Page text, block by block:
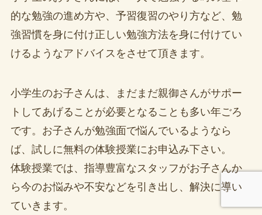
的な勉強の進め方や、予習復習のやり方など、勉
強習慣を身に付け正しい勉強方法を身に付けてい
けるようなアドバイスをさせて頂きます。
小学生のお子さんは、まだまだ親御さんがサポー
トしてあげることが必要となることも多い年ごろ
です。お子さんが勉強面で悩んでいるようなら
ば、試しに無料の体験授業にお申込み下さい。
体験授業では、指導豊富なスタッフがお子さんか
ら今のお悩みや不安などを引き出し、解決に導い
ていきます。